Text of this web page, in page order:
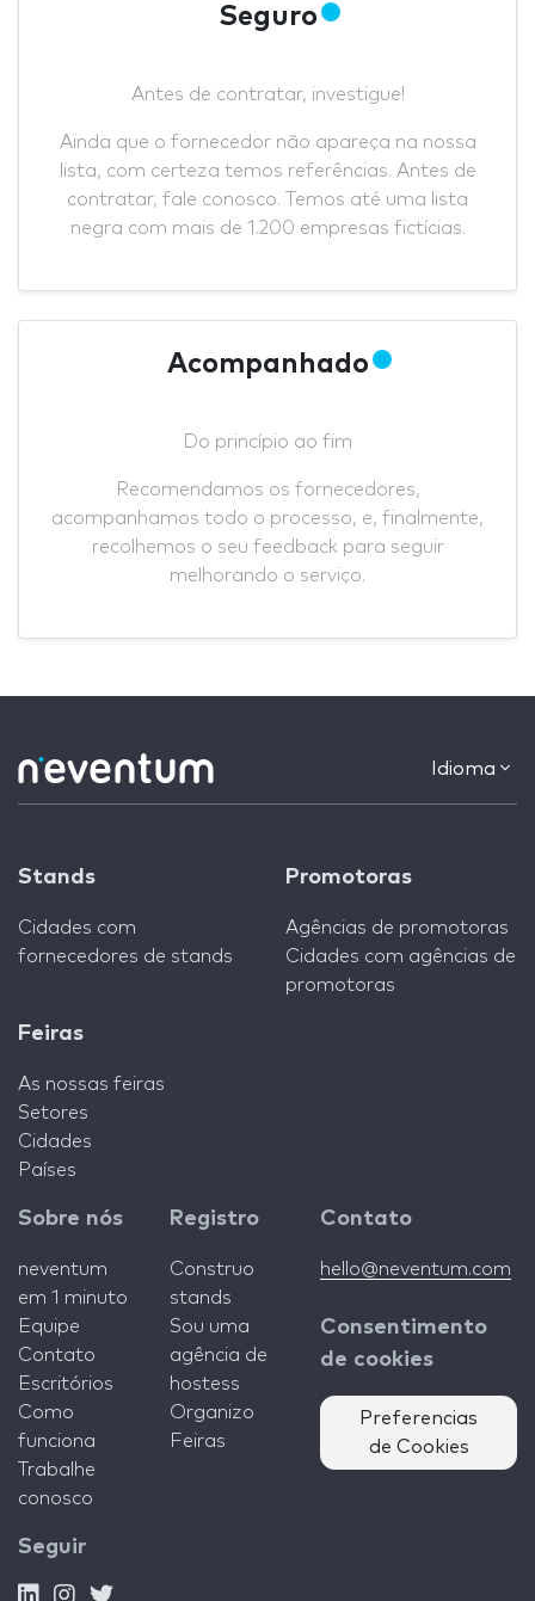
Seguro
Antes de contratar, investigue!
Ainda que o fornecedor não apareça na nossa
lista, com certeza temos referências. Antes de
contratar, fale conosco. Temos até uma lista
negra com mais de 1.200 empresas fictícias.
Acompanhado
Do princípio ao fim
Recomendamos os fornecedores,
acompanhamos todo o processo, e, finalmente,
recolhemos o seu feedback para seguir
melhorando o serviço.
Idioma
Stands
Cidades com
fornecedores de stands
Promotoras
Agências de promotoras
Cidades com agências de
promotoras
Feiras
As nossas feiras
Setores
Cidades
Países
Sobre nós
neventum
em 1 minuto
Equipe
Contato
Escritórios
Como
funciona
Trabalhe
conosco
Registro
Construo
stands
Sou uma
agência de
hostess
Organizo
Feiras
Contato
hello@neventum.com
Consentimento
de cookies
Preferencias
de Cookies
Seguir